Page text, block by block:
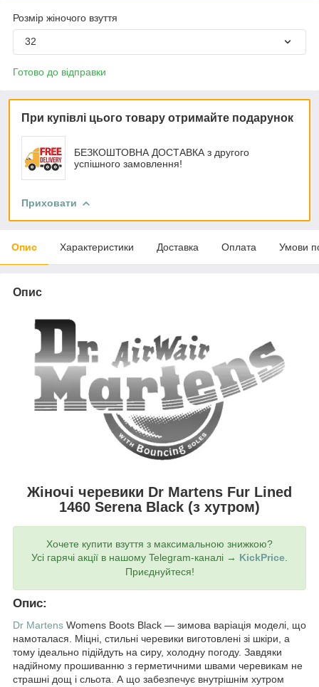
Розмір жіночого взуття
32
Готово до відправки
При купівлі цього товару отримайте подарунок
БЕЗКОШТОВНА ДОСТАВКА з другого
успішного замовлення!
Приховати
Опис Характеристики Доставка Оплата Умови
Опис
Жіночі черевики Dr Martens Fur Lined
1460 Serena Black (з хутром)
Хочете купити взуття з максимальною знижкою?
Усі гарячі акції в нашому Telegram-каналі → KickPrice
Приєднуйтеся!
Опис:
Dr Martens Womens Boots Black — зимова варіація моделі, що
намоталася. Міцні, стильні черевики виготовлені зі шкіри, а
тому ідеально підійдуть на сиру, холодну погоду. Завдяки
надійному прошиванню з герметичними швами черевикам не
страшні дощ і сльота. А що забезпечує внутрішнім хутром